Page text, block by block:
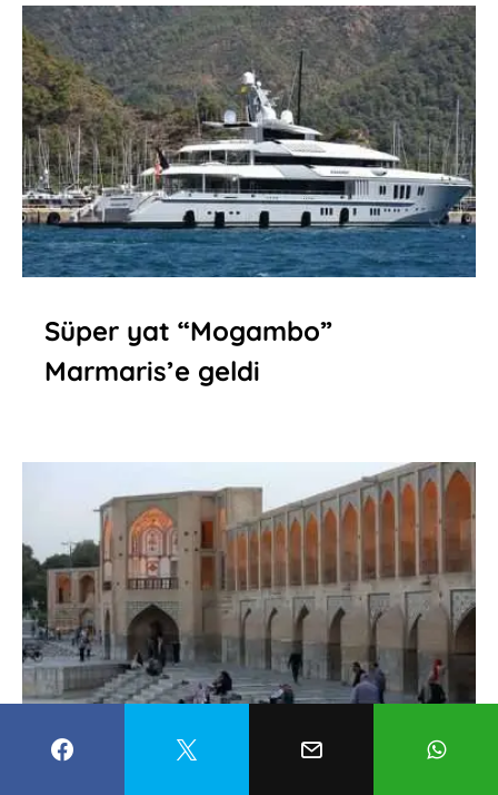
Süper yat “Mogambo”
Marmaris’e geldi